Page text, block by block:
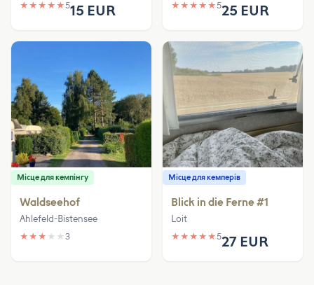
★ ★ ★ ★ ★515 EUR ★ ★ ★ ★ ★525 EUR
Місце для кемпінгу
Waldseehof
Ahlefeld-Bistensee
★ ★ ★ ★ ★ 3
Місце для кемперів
Blick in die Ferne #1
Loit
★ ★ ★ ★ ★527 EUR